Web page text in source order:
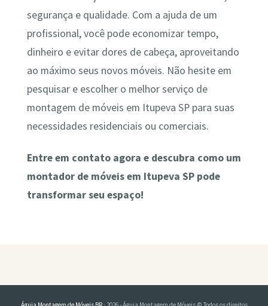
segurança e qualidade. Com a ajuda de um
profissional, você pode economizar tempo,
dinheiro e evitar dores de cabeça, aproveitando
ao máximo seus novos móveis. Não hesite em
pesquisar e escolher o melhor serviço de
montagem de móveis em Itupeva SP para suas
necessidades residenciais ou comerciais.
Entre em contato agora e descubra como um
montador de móveis em Itupeva SP pode
transformar seu espaço!